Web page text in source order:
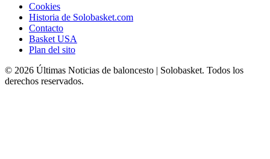
Cookies
Historia de Solobasket.com
Contacto
Basket USA
Plan del sito
© 2026 Últimas Noticias de baloncesto | Solobasket. Todos los
derechos reservados.